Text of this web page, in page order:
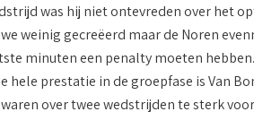
was hij niet ontevreden over het
weinig gecreëerd maar de Noren
minuten een penalty moeten
hele prestatie in de groepfase is Van
over twee wedstrijden te sterk